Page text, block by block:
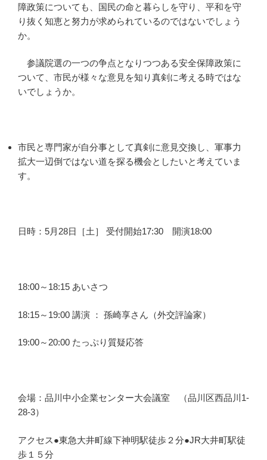
障政策についても、国民の命と暮らしを守り、平和を守
り抜く知恵と努力が求められているのではないでしょう
か。
参議院選の一つの争点となりつつある安全保障政策に
ついて、市民が様々な意見を知り真剣に考える時ではな
いでしょうか。
市民と専門家が自分事として真剣に意見交換し、軍事力
拡大一辺倒ではない道を探る機会としたいと考えていま
す。
日時：5月28日［土］ 受付開始17:30 開演18:00
18:00～18:15 あいさつ
18:15～19:00 講演 ： 孫崎享さん（外交評論家）
19:00～20:00 たっぷり質疑応答
会場：品川中小企業センター大会議室 （品川区西品川1-
28-3）
アクセス●東急大井町線下神明駅徒歩２分●JR大井町駅徒
歩１５分